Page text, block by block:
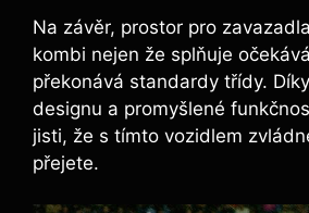
Na závěr, prostor pro
kombi nejen že splňuje
překonává standardy třídy.
designu a promyšlené
jisti, že s tímto vozidlem
přejete.